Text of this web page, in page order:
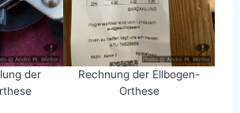
der
Rechnung der Ellbogen-
Orthese